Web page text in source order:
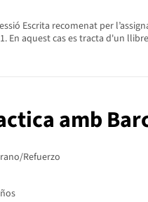
Escrita recomenat per
En aquest cas es tracta d'un
amb
Refuerzo